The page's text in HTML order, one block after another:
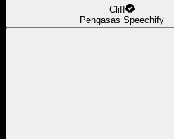
Cliff
Pengasas Speechify